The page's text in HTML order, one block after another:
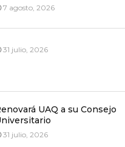
7 agosto, 2026
31 julio, 2026
UAQ a su Consejo
31 julio, 2026